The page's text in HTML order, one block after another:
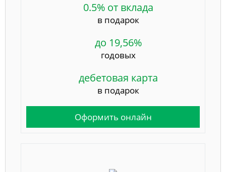
0.5% от вклада
в подарок
до 19,56%
годовых
дебетовая карта
в подарок
Оформить онлайн